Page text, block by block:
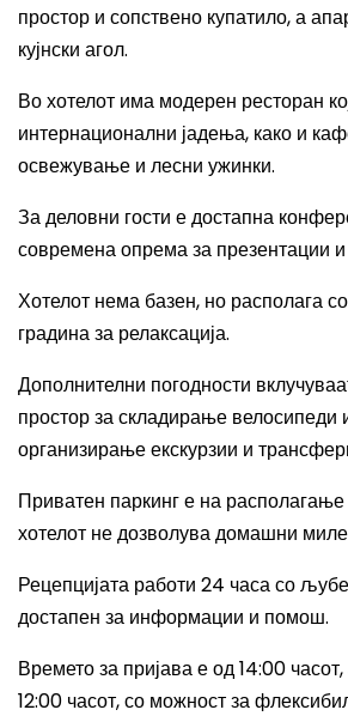
простор и сопствено купатило, а
кујнски агол.
Во хотелот има модерен ресторан
интернационални јадења, како и
освежување и лесни ужинки.
За деловни гости е достапна
современа опрема за презентации и
Хотелот нема базен, но располага
градина за релаксација.
Дополнителни погодности
простор за складирање
организирање екскурзии и
Приватен паркинг е на располагање
хотелот не дозволува домашни
Рецепцијата работи 24 часа со
достапен за информации и помош.
Времето за пријава е од 14:00
12:00 часот, со можност за